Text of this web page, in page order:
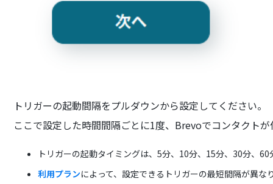
トリガーの起動間隔をプルダウンから設定してください。
ここで設定した時間間隔ごとに1度、Brevoでコンタクト
トリガーの起動タイミングは、5分、10分、15分、30分、
利用プランによって、設定できるトリガーの最短間隔が異